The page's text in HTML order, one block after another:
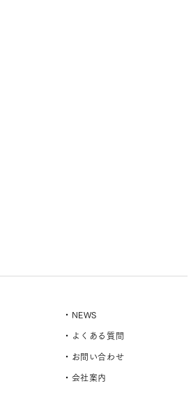
・NEWS
・よくある質問
・お問い合わせ
・会社案内